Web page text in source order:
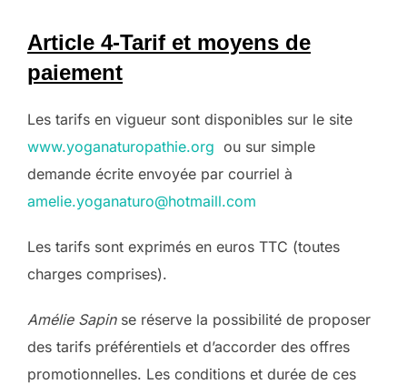
Article 4-Tarif et moyens de
paiement
Les tarifs en vigueur sont disponibles sur le site
www.yoganaturopathie.org ou sur simple
demande écrite envoyée par courriel à
amelie.yoganaturo@hotmaill.com
Les tarifs sont exprimés en euros TTC (toutes
charges comprises).
Amélie Sapin se réserve la possibilité de proposer
des tarifs préférentiels et d’accorder des offres
promotionnelles. Les conditions et durée de ces